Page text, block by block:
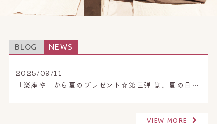
BLOG NEWS
2025/09/11
「楽座や」から夏のプレゼント☆第三弾 は、夏の日差しで疲れたお肌にご褒美チャージ。
VIEW MORE